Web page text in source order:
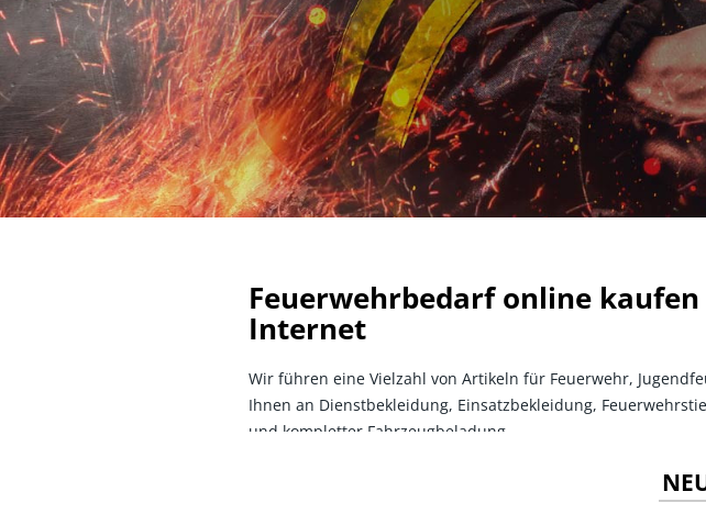
Feuerwehrbedarf online
Internet
Wir führen eine Vielzahl von Artikeln für Feuerwehr,
Ihnen an Dienstbekleidung, Einsatzbekleidung,
und kompletter Fahrzeugbeladung.